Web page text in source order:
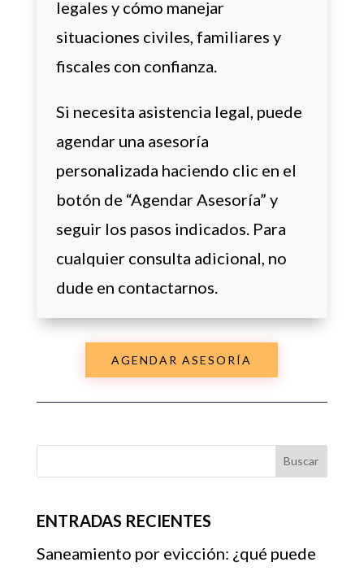
legales y cómo manejar
situaciones civiles, familiares y
fiscales con confianza.
Si necesita asistencia legal, puede
agendar una asesoría
personalizada haciendo clic en el
botón de “Agendar Asesoría” y
seguir los pasos indicados. Para
cualquier consulta adicional, no
dude en contactarnos.
AGENDAR ASESORÍA
Buscar
ENTRADAS RECIENTES
Saneamiento por evicción: ¿qué puede